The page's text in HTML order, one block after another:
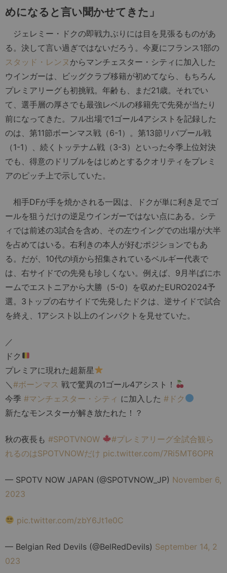
めになると言い聞かせてきた」
ジェレミー・ドクの即戦力ぶりには目を見張るものがあ
る。決して言い過ぎではないだろう。今夏にフランス1部の
スタッド・レンヌ からマンチェスター・シティに加入した
ウインガーは、ビッグクラブ移籍が初めてなら、もちろん
プレミアリーグも初挑戦。年齢も、まだ21歳。それでい
て、選手層の厚さでも最強レベルの移籍先で先発が当たり
前になってきた。フル出場で1ゴール4アシストを記録した
のは、第11節ボーンマス戦（6-1）。第13節リバプール戦
（1-1）、続くトッテナム戦（3-3）といった今季上位対決
でも、得意のドリブルをはじめとするクオリティをプレミ
アのピッチ上で示していた。
相手DFが手を焼かされる一因は、ドクが単に利き足でゴ
ールを狙うだけの逆足ウインガーではない点にある。シテ
ィでは前述の3試合を含め、その左ウイングでの出場が大半
を占めてはいる。右利きの本人が好むポジションでもあ
る。だが、10代の頃から招集されているベルギー代表で
は、右サイドでの先発も珍しくない。例えば、9月半ばにホ
ームでエストニアから大勝（5-0）を収めたEURO2024予
選。3トップの右サイドで先発したドクは、逆サイドで試合
を終え、1アシスト以上のインパクトを見せていた。
／
ドク
プレミアに現れた超新星
＼ #ボーンマス 戦で驚異の1ゴール4アシスト！
今季 #マンチェスター・シティ に加入した #ドク
新たなモンスターが解き放たれた！？
秋の夜長も #SPOTVNOW
#プレミアリーグ全試合観ら
れるのはSPOTVNOWだけ pic.twitter.com/7Ri5MT6OPR
— SPOTV NOW JAPAN (@SPOTVNOW_JP) November 6,
2023
pic.twitter.com/zbY6Jt1e0C
— Belgian Red Devils (@BelRedDevils) September 14, 2
023